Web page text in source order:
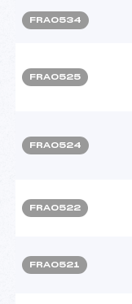
FRA0534
FRA0525
FRA0524
FRA0522
FRA0521